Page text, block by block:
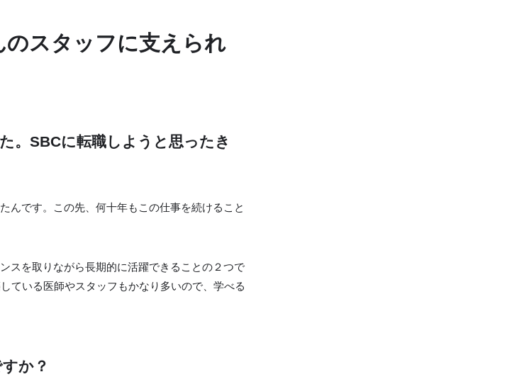
スタッフに支えられ
。SBCに転職しようと思ったき
んです。この先、何十年もこの仕事を続けること
スを取りながら長期的に活躍できることの２つで
ている医師やスタッフもかなり多いので、学べる
か？